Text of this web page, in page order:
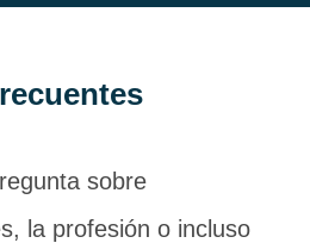
sobre
la profesión o incluso